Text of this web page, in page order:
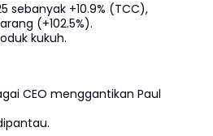
sebanyak +10.9% (TCC),
(+102.5%).
kukuh.
CEO menggantikan Paul